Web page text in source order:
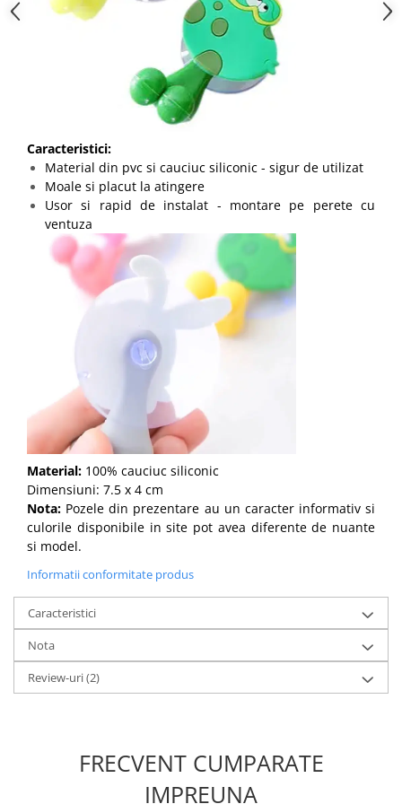
Caracteristici:
Material din pvc si cauciuc siliconic - sigur de utilizat
Moale si placut la atingere
Usor si rapid de instalat - montare pe perete cu
ventuza
Material: 100% cauciuc siliconic
Dimensiuni: 7.5 x 4 cm
Nota: Pozele din prezentare au un caracter informativ si
culorile disponibile in site pot avea diferente de nuante
si model.
Informatii conformitate produs
Caracteristici
Nota
Review-uri(2)
FRECVENT CUMPARATE
IMPREUNA